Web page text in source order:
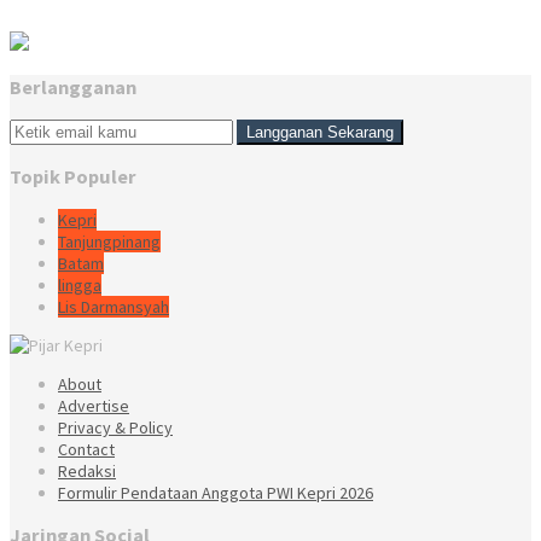
Berlangganan
Topik Populer
Kepri
Tanjungpinang
Batam
lingga
Lis Darmansyah
About
Advertise
Privacy & Policy
Contact
Redaksi
Formulir Pendataan Anggota PWI Kepri 2026
Jaringan Social